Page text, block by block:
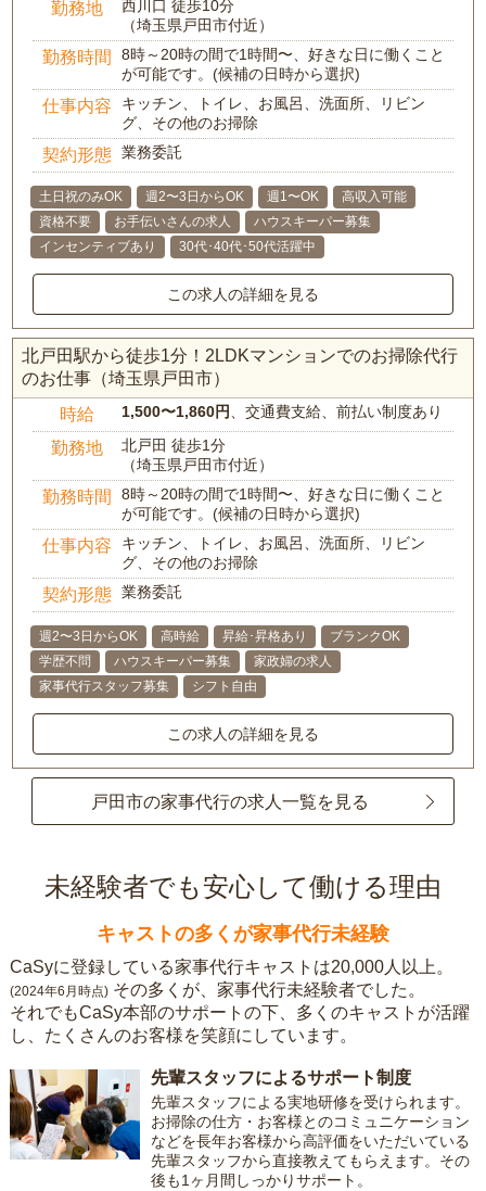
勤務地
西川口 徒歩10分
（埼玉県戸田市付近）
勤務時間
8時～20時の間で1時間〜、好きな日に働くこと
が可能です。(候補の日時から選択)
仕事内容
キッチン、トイレ、お風呂、洗面所、リビン
グ、その他のお掃除
契約形態 業務委託
土日祝のみOK 週2〜3日からOK 週1〜OK
高収入可能
資格不要
お手伝いさんの求人
ハウスキーパー募集
インセンティブあり
30代･40代･50代活躍中
この求人の詳細を見る
北戸田駅から徒歩1分！2LDKマンションでのお掃除代行
のお仕事（埼玉県戸田市）
時給 1,500〜1,860円 、交通費支給、前払い制度あり
勤務地
北戸田 徒歩1分
（埼玉県戸田市付近）
勤務時間
8時～20時の間で1時間〜、好きな日に働くこと
が可能です。(候補の日時から選択)
仕事内容
キッチン、トイレ、お風呂、洗面所、リビン
グ、その他のお掃除
契約形態 業務委託
週2〜3日からOK 高時給 昇給･昇格あり
ブランクOK
学歴不問
ハウスキーパー募集
家政婦の求人
家事代行スタッフ募集
シフト自由
この求人の詳細を見る
戸田市の家事代行の求人一覧を見る
未経験者でも安心して働ける理由
キャストの多くが家事代行未経験
CaSyに登録している家事代行キャストは20,000人以上。
(2024年6月時点) その多くが、家事代行未経験者でした。
それでもCaSy本部のサポートの下、多くのキャストが活躍
し、たくさんのお客様を笑顔にしています。
先輩スタッフによるサポート制度
先輩スタッフによる実地研修を受けられます。
お掃除の仕方・お客様とのコミュニケーション
などを長年お客様から高評価をいただいている
先輩スタッフから直接教えてもらえます。その
後も1ヶ月間しっかりサポート。